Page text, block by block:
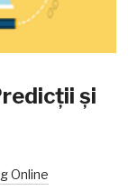
și
Online